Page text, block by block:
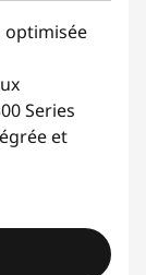
optimisée
Series
et